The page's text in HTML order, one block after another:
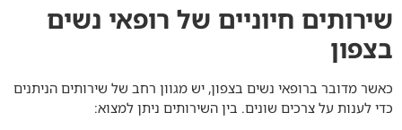
שירותים חיוניים של רופאי נשים
בצפון
כאשר מדובר ברופאי נשים בצפון, יש מגוון רחב של שירותים הניתנים
כדי לענות על צרכים שונים. בין השירותים ניתן למצוא: